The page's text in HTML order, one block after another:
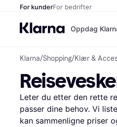
For kunderFor bedrifter
Oppdag
Klarna/Shopping/Klær &
Leter du etter den rette
passer dine behov. Vi
kan sammenligne priser